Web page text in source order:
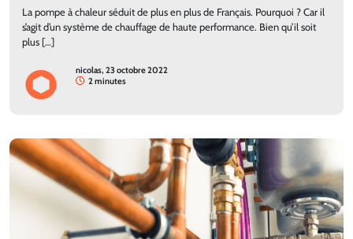
La pompe à chaleur séduit de plus en plus de Français. Pourquoi ? Car il
s’agit d’un système de chauffage de haute performance. Bien qu’il soit
plus […]
nicolas, 23 octobre 2022
2 minutes